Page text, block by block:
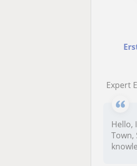
Expert
Hello,
Town,